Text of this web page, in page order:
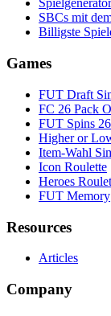
Spielgenerator
SBCs mit
Billigste
Games
FUT Draft
FC 26 Pack
FUT Spins 26
Higher or
Item-Wahl
Icon Roulette
Heroes
FUT Memory
Resources
Articles
Company